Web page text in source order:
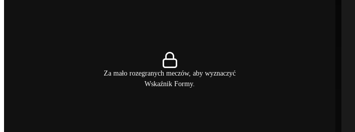
Za mało rozegranych meczów, aby wyznaczyć
Wskaźnik Formy.